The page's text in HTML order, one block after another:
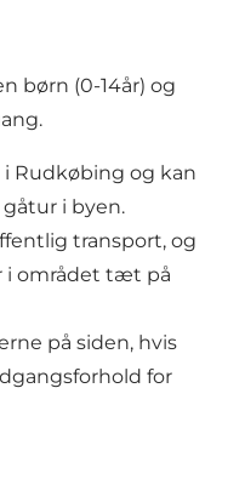
børn (0-14år) og
Rudkøbing og kan
i byen.
transport, og
i området tæt på
på siden, hvis
for